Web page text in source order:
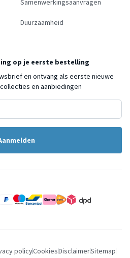
Samenwerkingsaanvragen
Duurzaamheid
op je eerste bestelling
en ontvang als eerste nieuwe
en aanbiedingen
policyCookiesDisclaimerSitemap